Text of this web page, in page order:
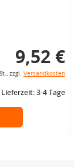
9,52 €
zzgl. Versandkosten
Lieferzeit: 3-4 Tage